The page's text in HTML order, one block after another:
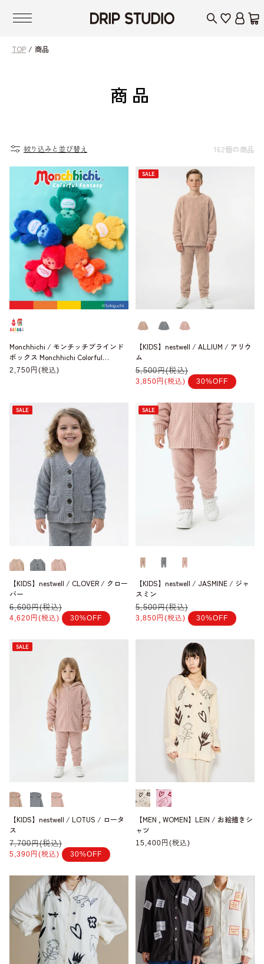
に進む
TOP 商品
コ
シ
ン:
商品
絞り込みと並び替え 162個の商品
Monchhichi / モンチッチブラインド
ボックス Monchhichi Colorful
Fantasy
通
2,750円(税込)
SALE
【KIDS】nestwell / ALLIUM / アリウ
ム
通
常
価
5,500円(税込)
ー
ル
価
3,850円(税込) 30%OFF
SALE
【KIDS】nestwell / CLOVER / クロー
バー
通
常
価
6,600円(税込)
ー
ル
価
4,620円(税込) 30%OFF
SALE
【KIDS】nestwell / JASMINE / ジャ
スミン
通
常
価
5,500円(税込)
ー
ル
価
3,850円(税込) 30%OFF
SALE
【KIDS】nestwell / LOTUS / ロータ
ス
通
常
価
7,700円(税込)
ー
ル
価
5,390円(税込) 30%OFF
【MEN , WOMEN】LEIN / お絵描きシ
ャツ
通
15,400円(税込)